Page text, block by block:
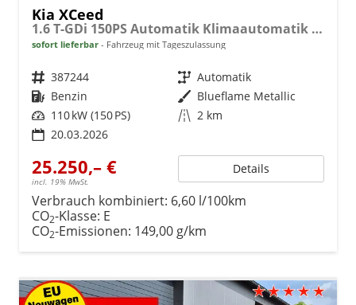
Kia XCeed
1.6 T-GDi 150PS Automatik Klimaautomatik Sitzheizung Lenkradheizung Navi PDC Rückf.Kamera abged.Scheiben Apple CarPlay Android Auto
sofort lieferbar Fahrzeug mit Tageszulassung
Fahrzeugnr. 387244 Getriebe Automatik
Kraftstoff Benzin Außenfarbe Blueflame Metallic
Leistung 110 kW (150 PS) Kilometerstand 2 km
20.03.2026
25.250,– €
incl. 19% MwSt.
Details
Verbrauch kombiniert: 6,60 l/100km
CO2-Klasse: E
CO2-Emissionen: 149,00 g/km